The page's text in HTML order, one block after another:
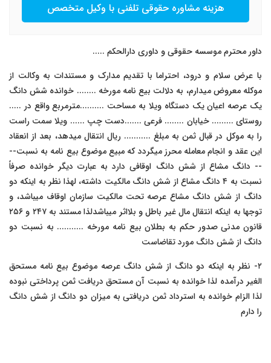
هزینه مشاوره حقوقی تلفنی با وکیل متخصص
داور محترم موسسه حقوقی و داوری دارالحکم .....
با عرض سلام و درود، احتراما با تقدیم مدارک و مستندات به وکالت از
موکله معروض میدارم، به دلالت بیع نامه مورخه ........ خوانده شش دانگ
یک عرصه اعیان یک دستگاه ویلا به مساحت ..........مترمربع واقع در .....
روستای ......... خیابان ........ فرعی .......دست چپ ...... ویلا سمت راست
را به موکل در قبال ثمن به مبلغ ........... ریال انتقال میدهد، بعد از انعقاد
این عقد و انجام معامله محرز میگردد که مبیع موضوع بیع نامه به نسبت--
-- دانگ مشاع از شش دانگ اوقافی دارد به عبارت دیگر خوانده صرفاً
نسبت به ۴ دانگ مشاع از شش دانگ مالکیت داشته، لهذا نظر به اینکه دو
دانگ از شش دانگ مشاع عرصه تحت مالکیت سازمان اوقاف میباشد، و
توجها به اینکه انتقال مال غیر باطل و بلااثر میباشدلذا مستند به ٢۴٧ و ٢۵۶
قانون مدنی صدور حکم به بطلان بیع نامه مورخه ........... به نسبت دو
دانگ از شش دانگ مورد تقاضاست
٢- نظر به اینکه دو دانگ از شش دانگ عرصه موضوع بیع نامه مستحق
الغیر درآمده لذا خوانده به نسبت آن مستحق دریافت ثمن پرداختی نبوده
لذا الزام خوانده به استرداد ثمن دریافتی به میزان دو دانگ از شش دانگ
را دارم